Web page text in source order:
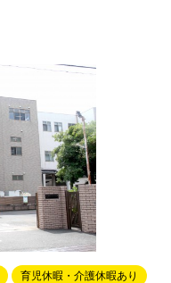
育児休暇・介護休暇あり